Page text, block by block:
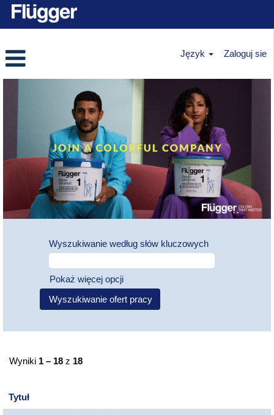
Język Zaloguj sie
Wyszukiwanie według słów kluczowych
Pokaż więcej opcji
Wyniki 1 – 18 z 18
Tytuł